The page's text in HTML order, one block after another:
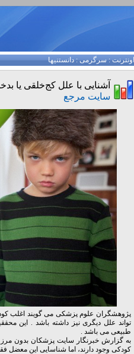
اونترنت:سرگرمی:دانستنیها
آشنایی با علل کج‌خلقی یا
سایت مرجع
پژوهشگران علوم پزشکی می گویند اغلب
تواند علل دیگری نیز داشته باشد . این
طبیعی می باشد .
به گزارش خبرنگار سایت پزشکان بدون
کودکی وجود دارند، اما شناسایی این معضل